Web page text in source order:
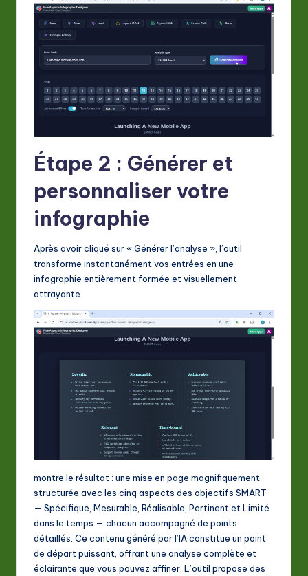
Étape 2 : Générer et
personnaliser votre
infographie
Après avoir cliqué sur « Générer l’analyse », l’outil
transforme instantanément vos entrées en une
infographie entièrement formée et visuellement
attrayante.
montre le résultat : une mise en page magnifiquement
structurée avec les cinq aspects des objectifs SMART
— Spécifique, Mesurable, Réalisable, Pertinent et Limité
dans le temps — chacun accompagné de points
détaillés. Ce contenu généré par l’IA constitue un point
de départ puissant, offrant une analyse complète et
éclairante que vous pouvez affiner. L’outil propose des